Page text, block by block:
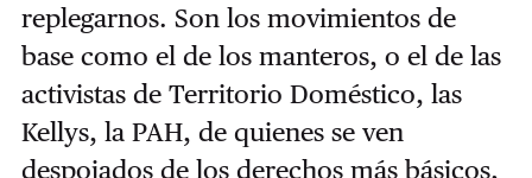
replegarnos. Son los movimientos de
base como el de los manteros, o el de las
activistas de Territorio Doméstico, las
Kellys, la PAH, de quienes se ven
despojados de los derechos más básicos,